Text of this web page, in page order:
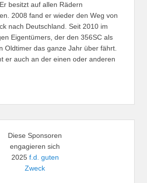
besitzt auf allen Rädern
2008 fand er wieder den Weg von
nach Deutschland. Seit 2010 im
Eigentümers, der den 356SC als
Oldtimer das ganze Jahr über fährt.
er auch an der einen oder anderen
Diese Sponsoren
engagieren sich
2025 f.d. guten
Zweck